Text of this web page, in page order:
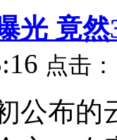
光 竟
点击：
公布的